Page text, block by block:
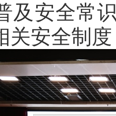
及安全常
关安全制